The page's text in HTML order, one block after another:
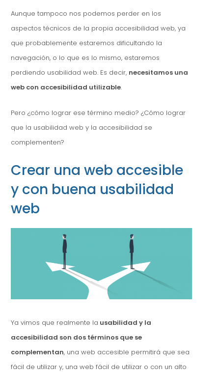
Aunque tampoco nos podemos perder en los
aspectos técnicos de la propia accesibilidad web, ya
que probablemente estaremos dificultando la
navegación, o lo que es lo mismo, estaremos
perdiendo usabilidad web. Es decir, necesitamos una
web con accesibilidad utilizable.
Pero ¿cómo lograr ese término medio? ¿Cómo lograr
que la usabilidad web y la accesibilidad se
complementen?
Crear una web accesible
y con buena usabilidad
web
Ya vimos que realmente la usabilidad y la
accesibilidad son dos términos que se
complementan, una web accesible permitirá que sea
fácil de utilizar y, una web fácil de utilizar o con un alto